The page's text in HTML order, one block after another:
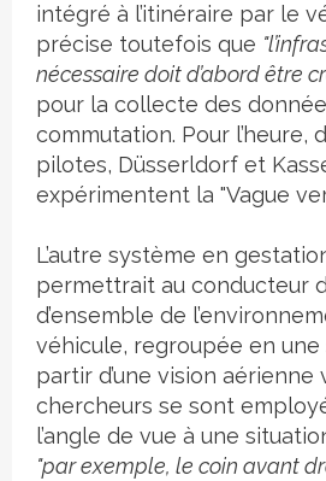
intégré à l’itinéraire par le
précise toutefois que
nécessaire doit d’abord être
pour la collecte des
commutation. Pour l’heure,
pilotes, Düsserldorf et
expérimentent la "Vague
L’autre système en
permettrait au conducteur
d’ensemble de
véhicule, regroupée en une
partir d’une vision aérienne
chercheurs se sont
l’angle de vue à une
"par exemple, le coin avant